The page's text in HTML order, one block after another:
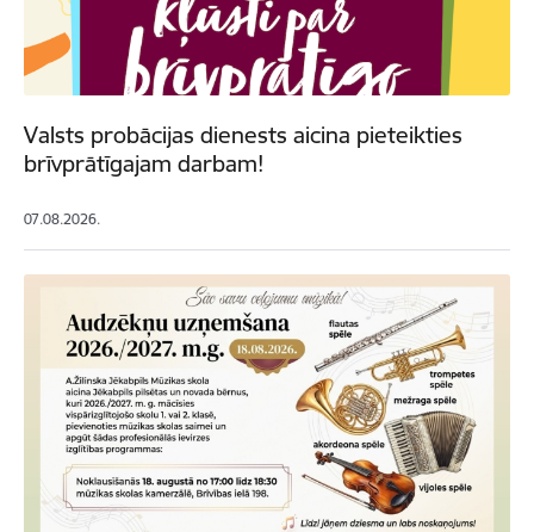
Valsts probācijas dienests aicina pieteikties
brīvprātīgajam darbam!
07.08.2026.